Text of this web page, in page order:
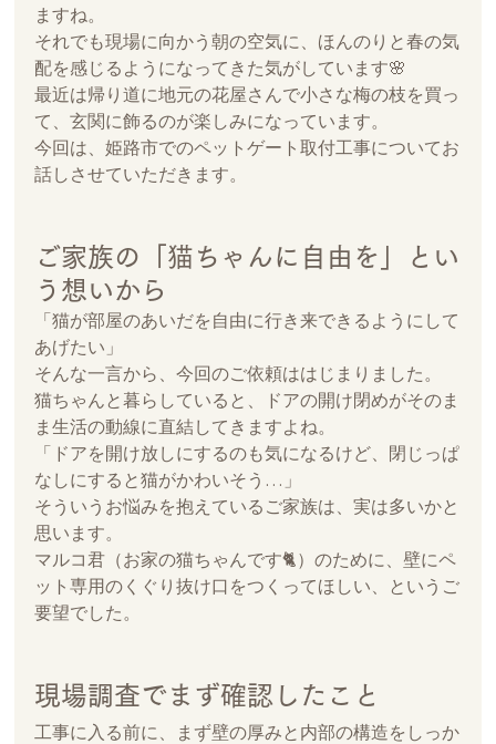
ますね。
それでも現場に向かう朝の空気に、ほんのりと春の気
配を感じるようになってきた気がしています🌸
最近は帰り道に地元の花屋さんで小さな梅の枝を買っ
て、玄関に飾るのが楽しみになっています。
今回は、姫路市でのペットゲート取付工事についてお
話しさせていただきます。
ご家族の「猫ちゃんに自由を」とい
う想いから
「猫が部屋のあいだを自由に行き来できるようにして
あげたい」
そんな一言から、今回のご依頼ははじまりました。
猫ちゃんと暮らしていると、ドアの開け閉めがそのま
ま生活の動線に直結してきますよね。
「ドアを開け放しにするのも気になるけど、閉じっぱ
なしにすると猫がかわいそう…」
そういうお悩みを抱えているご家族は、実は多いかと
思います。
マルコ君（お家の猫ちゃんです🐈）のために、壁にペ
ット専用のくぐり抜け口をつくってほしい、というご
要望でした。
現場調査でまず確認したこと
工事に入る前に、まず壁の厚みと内部の構造をしっか